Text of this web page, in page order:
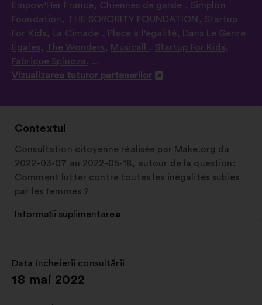
Empow'Her France, Chiennes de garde , Simplon
Foundation , THE SORORITY FOUNDATION , Startup
For Kids, La Cimade , Place à l'égalité, Dans Le Genre
Égales, The Wonders, Musicall , Startup For Kids,
Fabrique Spinoza , ...
Vizualizarea tuturor partenerilor
Deschidere
filă
Contextul
Consultation citoyenne réalisée par Make.org du
2022-03-07 au 2022-05-18, autour de la question:
Comment lutter contre toutes les inégalités subies
par les femmes ?
Informații suplimentare
Deschidere
filă
nouă
Data încheierii consultării
:
18 mai 2022